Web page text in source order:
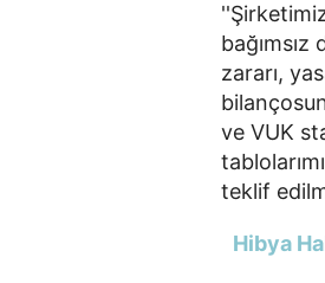
zararı,
ve VUK
teklif
Hibya